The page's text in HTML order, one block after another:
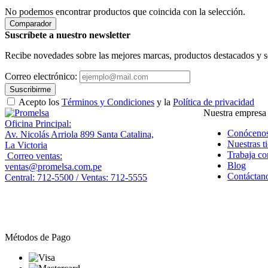
No podemos encontrar productos que coincida con la selección.
Comparador
Suscríbete a nuestro newsletter
Recibe novedades sobre las mejores marcas, productos destacados y
Correo electrónico:
Suscribirme
Acepto los Términos y Condiciones y la Política de privacidad
Oficina Principal:
Av. Nicolás Arriola 899 Santa Catalina,
La Victoria
Correo ventas:
ventas@promelsa.com.pe
Central: 712-5500 / Ventas: 712-5555
Nuestra empresa
Nuestras
Trabaja
Blog
Métodos de Pago